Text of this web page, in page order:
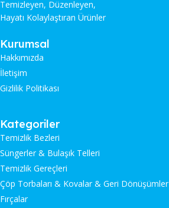
Temizleyen, Düzenleyen,
Hayatı Kolaylaştıran Ürünler
Kurumsal
Hakkımızda
İletişim
Gizlilik Politikası
Kategoriler
Temizlik Bezleri
Süngerler & Bulaşık Telleri
Temizlik Gereçleri
Çöp Torbaları & Kovalar & Geri Dönüşümler
Fırçalar